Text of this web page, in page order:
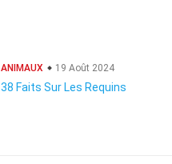
ANIMAUX 19 Août 2024
38 Faits Sur Les Requins